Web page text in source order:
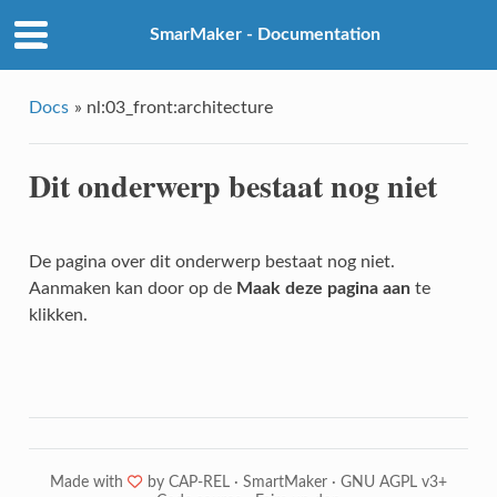
SmarMaker - Documentation
Docs » nl:03_front:architecture
Dit onderwerp bestaat nog niet
De pagina over dit onderwerp bestaat nog niet.
Aanmaken kan door op de Maak deze pagina aante
klikken.
Made with ❤ by CAP-REL · SmartMaker · GNU AGPL v3+